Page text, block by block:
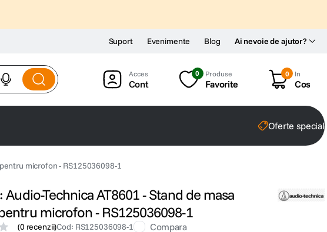
Ai nevoie de ajutor?
Suport Evenimente Blog
Cont
0 Produse
Favorite
0 In
Cos
Oferte
microfon - RS125036098-1
Audio-Technica AT8601 - Stand de masa
microfon - RS125036098-1
(0 recenzii)Cod: RS125036098-1 Compara